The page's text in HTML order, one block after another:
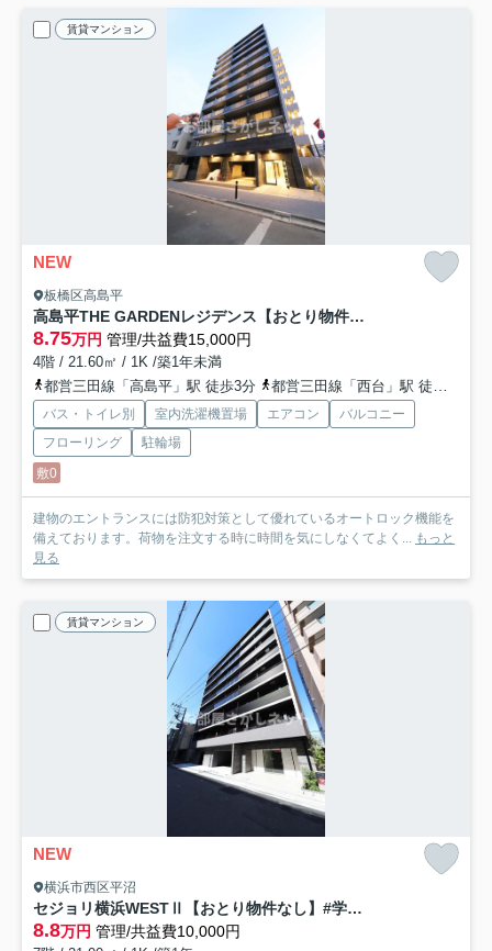
賃貸マンション
NEW
板橋区高島平
高島平THE GARDENレジデンス【おとり物件なし】#学生・社会人にオススメ！
8.75万円 管理/共益費15,000円
4階 / 21.60㎡ / 1K /築1年未満
都営三田線「高島平」駅 徒歩3分
都営三田線「西台」駅 徒歩12分
バス・トイレ別 室内洗濯機置場 エアコン
バルコニー
フローリング
駐輪場
敷0
建物のエントランスには防犯対策として優れているオートロック機能を
備えております。荷物を注文する時に時間を気にしなくてよく...
もっと
見る
賃貸マンション
NEW
横浜市西区平沼
セジョリ横浜WESTⅡ【おとり物件なし】#学生・社会人にオススメ！初期費用分割払いOK！
8.8万円 管理/共益費10,000円